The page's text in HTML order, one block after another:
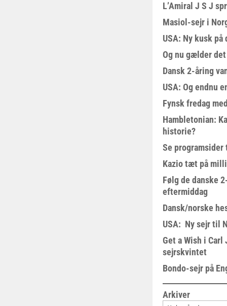
L’Amiral J S J
Masiol-sejr i
USA: Ny kusk på
Og nu gælder
Dansk 2-åring
USA: Og endnu
Fynsk fredag
Hambletonian:
historie?
Se
Kazio tæt på
Følg de danske
eftermiddag
Dansk/norske
USA: Ny sejr til
Get a Wish i Carl
sejrskvintet
Bondo-sejr på
Arkiver